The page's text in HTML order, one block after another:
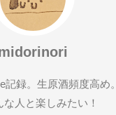
録。生原酒頻度高め。
人と楽しみたい！